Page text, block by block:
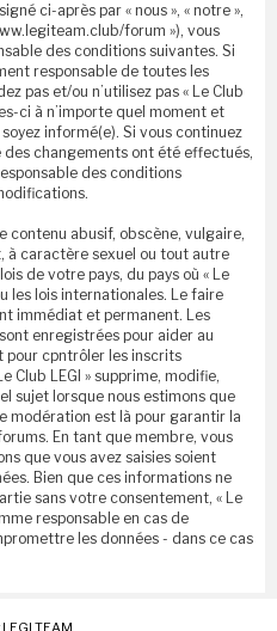
ci-après par « nous », « notre »,
forum »), vous
des conditions suivantes. Si
responsable de toutes les
pas et/ou n’utilisez pas « Le Club
ci à n’importe quel moment et
informé(e). Si vous continuez
des changements ont été effectués,
des conditions
contenu abusif, obscène, vulgaire,
à caractère sexuel ou tout autre
de votre pays, du pays où « Le
les lois internationales. Le faire
immédiat et permanent. Les
enregistrées pour aider au
pour cpntrôler les inscrits
Club LEGI » supprime, modifie,
sujet lorsque nous estimons que
modération est là pour garantir la
En tant que membre, vous
que vous avez saisies soient
Bien que ces informations ne
sans votre consentement, « Le
responsable en cas de
les données - dans ce cas
TEAM